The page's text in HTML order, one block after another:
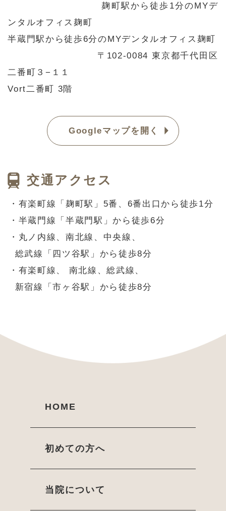
麹町駅から徒歩1分のMYデ
ンタルオフィス麹町
半蔵門駅から徒歩6分のMYデンタルオフィス麹町
〒102-0084 東京都千代田区
二番町３−１１
Vort二番町 3階
Googleマップを開く
交通アクセス
・有楽町線「麹町駅」5番、6番出口から徒歩1分
・半蔵門線「半蔵門駅」から徒歩6分
・丸ノ内線、南北線、中央線、
総武線「四ツ谷駅」から徒歩8分
・有楽町線、 南北線、総武線、
新宿線「市ヶ谷駅」から徒歩8分
HOME
初めての方へ
当院について